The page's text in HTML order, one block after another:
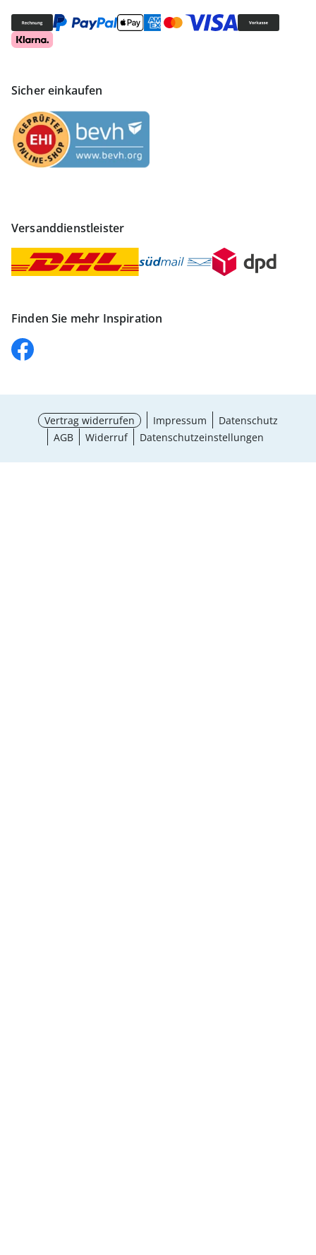
Sicher einkaufen
Versanddienstleister
Finden Sie mehr Inspiration
Vertrag widerrufen Impressum
Datenschutz
AGB
Widerruf Datenschutzeinstellungen